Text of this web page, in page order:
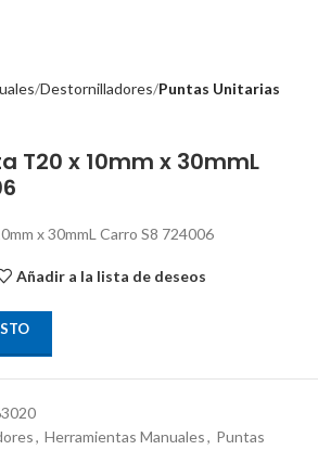
Destornilladores Puntas Unitarias
T20 x 10mm x 30mmL
x 30mmL Carro S8 724006
Añadir a la lista de deseos
, Herramientas Manuales, Puntas